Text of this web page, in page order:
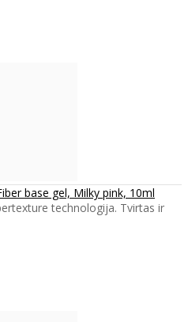
base gel, Milky pink, 10ml
technologija. Tvirtas ir